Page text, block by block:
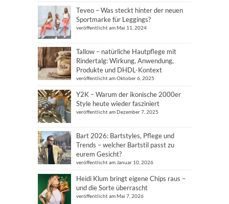
Teveo – Was steckt hinter der neuen
Sportmarke für Leggings?
veröffentlicht am Mai 11, 2024
Tallow – natürliche Hautpflege mit
Rindertalg: Wirkung, Anwendung,
Produkte und DHDL-Kontext
veröffentlicht am Oktober 6, 2025
Y2K – Warum der ikonische 2000er
Style heute wieder fasziniert
veröffentlicht am Dezember 7, 2025
Bart 2026: Bartstyles, Pflege und
Trends – welcher Bartstil passt zu
eurem Gesicht?
veröffentlicht am Januar 10, 2026
Heidi Klum bringt eigene Chips raus –
und die Sorte überrascht
veröffentlicht am Mai 7, 2026